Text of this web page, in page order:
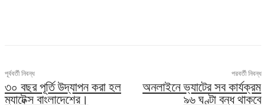
পূর্ববর্তী নিবন্ধ
৩০ বছর পূর্তি উদ্‌যাপন করা হল
ম্যাটেক্স বাংলাদেশের।
পরবর্তী নিবন্ধ
অনলাইনে ভ্যাটের সব কার্যক্রম
৯৬ ঘণ্টা বন্ধ থাকবে